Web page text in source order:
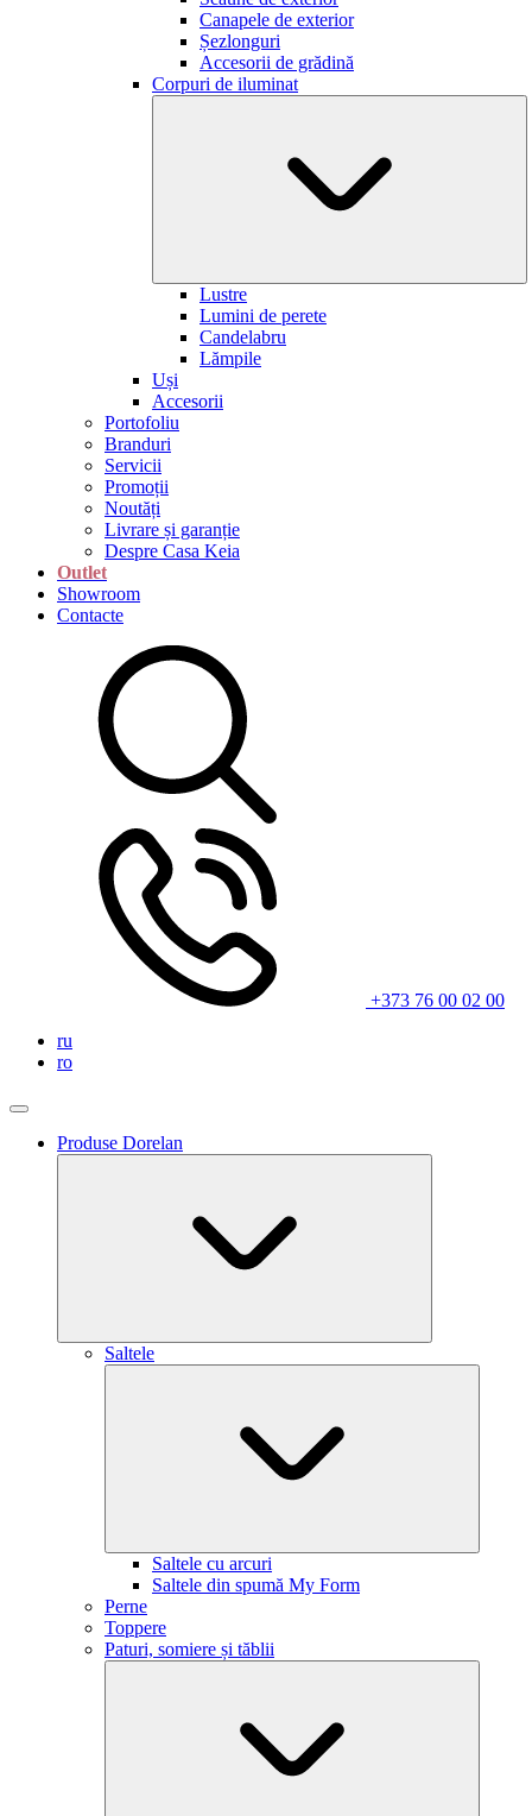
Canapele de exterior
Șezlonguri
Accesorii de grădină
Corpuri de iluminat
Lustre
Lumini de perete
Candelabru
Lămpile
Uși
Accesorii
Portofoliu
Branduri
Servicii
Promoții
Noutăți
Livrare și garanție
Despre Casa Keia
Outlet
Showroom
Contacte
+373 76 00 02 00
ru
ro
Produse Dorelan
Saltele
Saltele cu arcuri
Saltele din spumă My Form
Perne
Toppere
Paturi, somiere și tăblii